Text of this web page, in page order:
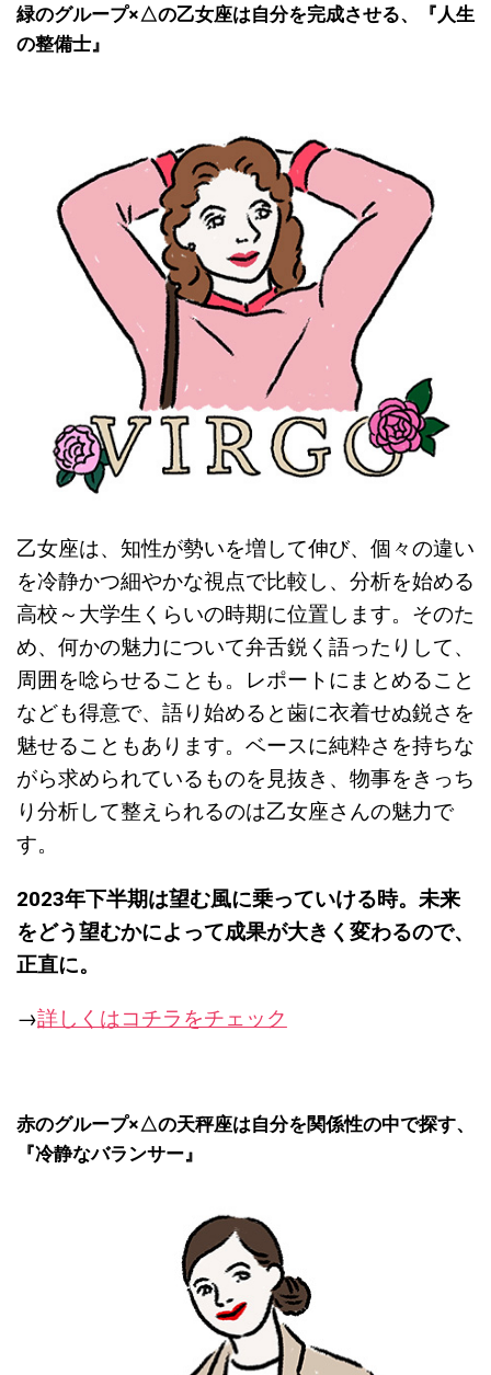
緑のグループ×△の乙女座は自分を完成させる、『人生
の整備士』
乙女座は、知性が勢いを増して伸び、個々の違い
を冷静かつ細やかな視点で比較し、分析を始める
高校～大学生くらいの時期に位置します。そのた
め、何かの魅力について弁舌鋭く語ったりして、
周囲を唸らせることも。レポートにまとめること
なども得意で、語り始めると歯に衣着せぬ鋭さを
魅せることもあります。ベースに純粋さを持ちな
がら求められているものを見抜き、物事をきっち
り分析して整えられるのは乙女座さんの魅力で
す。
2023年下半期は望む風に乗っていける時。未来
をどう望むかによって成果が大きく変わるので、
正直に。
→詳しくはコチラをチェック
赤のグループ×△の天秤座は自分を関係性の中で探す、
『冷静なバランサー』